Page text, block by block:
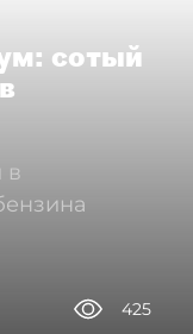
сотый
в
425